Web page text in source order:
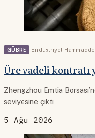
GÜBRE Endüstriyel
Üre vadeli kontratı
Zhengzhou Emtia
seviyesine çıktı
5 Ağu 2026